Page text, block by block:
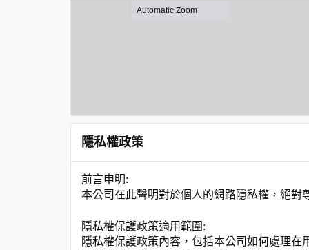
隱私權政策
前言申明:
本公司在此聲明對於個人的網路隱私權，絕對
隱私權保護政策適用範圍:
隱私權保護政策內容，包括本公司如何處理